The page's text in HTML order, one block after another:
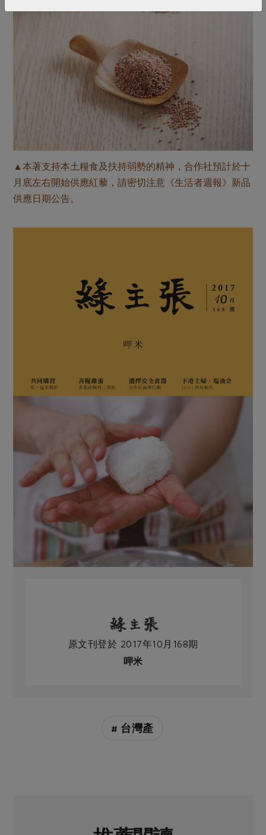
▲本著支持本土糧食及扶持弱勢的精神，合作社預計於十
月底左右開始供應紅藜，請密切注意《生活者週報》新品
供應日期公告。
原文刊登於 2017年10月168期
呷米
# 台灣產